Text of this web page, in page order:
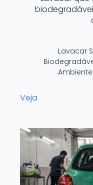
Lavacar
Veja